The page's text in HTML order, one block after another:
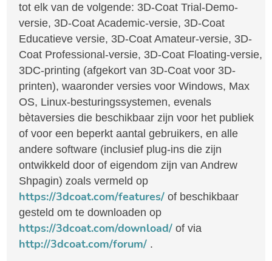
tot elk van de volgende: 3D-Coat Trial-Demo-
versie, 3D-Coat Academic-versie, 3D-Coat
Educatieve versie, 3D-Coat Amateur-versie, 3D-
Coat Professional-versie, 3D-Coat Floating-versie,
3DC-printing (afgekort van 3D-Coat voor 3D-
printen), waaronder versies voor Windows, Max
OS, Linux-besturingssystemen, evenals
bètaversies die beschikbaar zijn voor het publiek
of voor een beperkt aantal gebruikers, en alle
andere software (inclusief plug-ins die zijn
ontwikkeld door of eigendom zijn van Andrew
Shpagin) zoals vermeld op
https://3dcoat.com/features/ of beschikbaar
gesteld om te downloaden op
https://3dcoat.com/download/ of via
http://3dcoat.com/forum/ .